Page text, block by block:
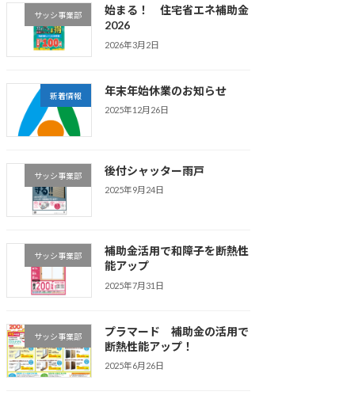
サッシ事業部
始まる！ 住宅省エネ補助金
2026
2026年3月2日
新着情報 年末年始休業のお知らせ
2025年12月26日
サッシ事業部 後付シャッター雨戸
2025年9月24日
サッシ事業部
補助金活用で和障子を断熱性
能アップ
2025年7月31日
サッシ事業部
プラマード 補助金の活用で
断熱性能アップ！
2025年6月26日